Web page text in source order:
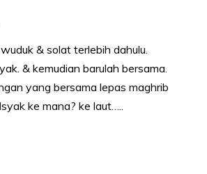
& solat terlebih dahulu.
& kemudian barulah bersama.
yang bersama lepas maghrib
ke mana? ke laut…..